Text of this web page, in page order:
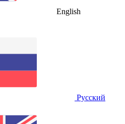
English
Русский